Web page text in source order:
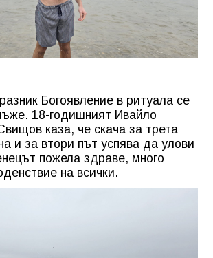
Богоявление в ритуала се
18-годишният Ивайло
каза, че скача за трета
и за втори път успява да улови
пожела здраве, много
на всички.